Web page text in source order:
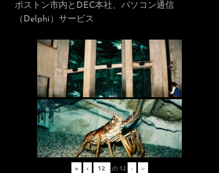
ボストン市内とDEC本社、パソコン通信
（Delphi）サービス
« ‹ の 12 › »